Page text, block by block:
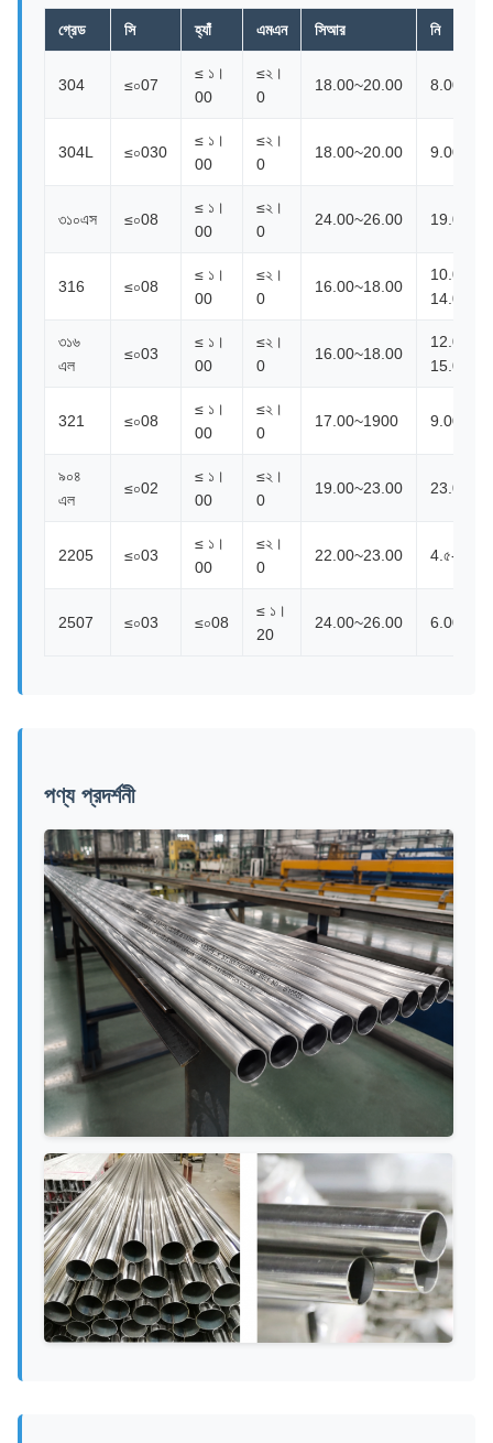
গ্রেড সি হ্যাঁ এমএন সিআর নি
304 ≤০07
≤ ১।
00
≤২।
0
18.00~20.00
304L ≤০030
≤ ১।
00
≤২।
0
18.00~20.00
৩১০এস ≤০08
≤ ১।
00
≤২।
0
24.00~26.00
316 ≤০08
≤ ১।
00
≤২।
0
16.00~18.00
10.00 ~
14.00
৩১৬
এল
≤০03
≤ ১।
00
≤২।
0
16.00~18.00
12.00 ~
15.00
321 ≤০08
≤ ১।
00
≤২।
0
17.00~1900
৯০৪
এল
≤০02
≤ ১।
00
≤২।
0
19.00~23.00
2205 ≤০03
≤ ১।
00
≤২।
0
22.00~23.00 4.৫-৬।5
2507 ≤০03 ≤০08
≤ ১।
20
24.00~26.00
পণ্য প্রদর্শনী